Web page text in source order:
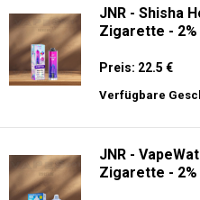
JNR - Shisha
Zigarette -
Preis: 22.5 €
Verfügbare
JNR -
Zigarette - 2%